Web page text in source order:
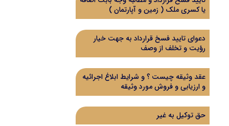
یا کسری ملک ( زمین و آپارتمان )
دعوای تایید فسخ قرارداد به جهت خیار
رؤیت و تخلف از وصف
عقد وثیقه چیست ؟ و شرایط ابلاغ اجرائیه
و ارزیابی و فروش مورد وثیقه
حق توکیل به غیر